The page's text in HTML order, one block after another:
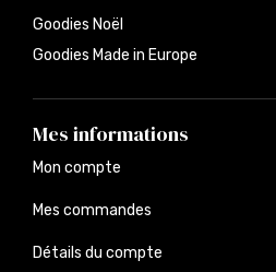
Goodies Noël
Goodies Made in Europe
Mes informations
Mon compte
Mes commandes
Détails du compte